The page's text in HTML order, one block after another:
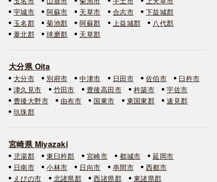
宇城市
阿蘇市 天草市 合志市
下益城郡
玉名郡
菊池郡 阿蘇郡 上益城郡
八代郡
葦北郡
球磨郡 天草郡
大分県 Oita
大分市 別府市 中津市 日田市 佐伯市
臼杵市
津久見市
竹田市 豊後高田市 杵築市
宇佐市
豊後大野市
由布市 国東市 東国東郡
速見郡
玖珠郡
宮崎県 Miyazaki
児湯郡 東臼杵郡 宮崎市 都城市
延岡市
日南市
小林市 日向市 串間市
西都市
えびの市
北諸県郡 西諸県郡
東諸県郡